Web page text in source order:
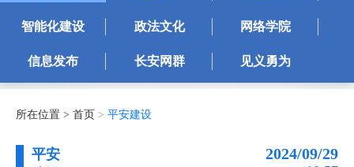
智能化建设 政法文化 网络学院
信息发布 长安网群 见义勇为
所在位置 > 首页 > 平安建设
平安
2024/09/29